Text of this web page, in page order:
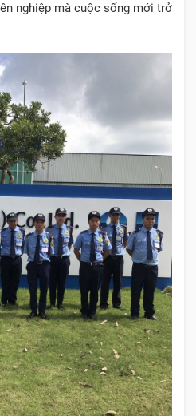
nghiệp mà cuộc sống mới trở